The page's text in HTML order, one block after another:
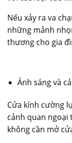
Nếu xảy ra va
những mảnh
thương cho gia
Ánh sáng và
Cửa kính cường
cảnh quan ngoại
không cần mở